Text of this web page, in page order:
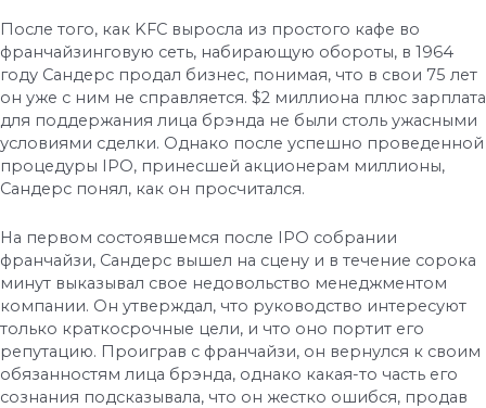
После того, как KFC выросла из простого кафе во
франчайзинговую сеть, набирающую обороты, в 1964
году Сандерс продал бизнес, понимая, что в свои 75 лет
он уже с ним не справляется. $2 миллиона плюс зарплата
для поддержания лица брэнда не были столь ужасными
условиями сделки. Однако после успешно проведенной
процедуры IPO, принесшей акционерам миллионы,
Сандерс понял, как он просчитался.
На первом состоявшемся после IPO собрании
франчайзи, Сандерс вышел на сцену и в течение сорока
минут выказывал свое недовольство менеджментом
компании. Он утверждал, что руководство интересуют
только краткосрочные цели, и что оно портит его
репутацию. Проиграв с франчайзи, он вернулся к своим
обязанностям лица брэнда, однако какая-то часть его
сознания подсказывала, что он жестко ошибся, продав